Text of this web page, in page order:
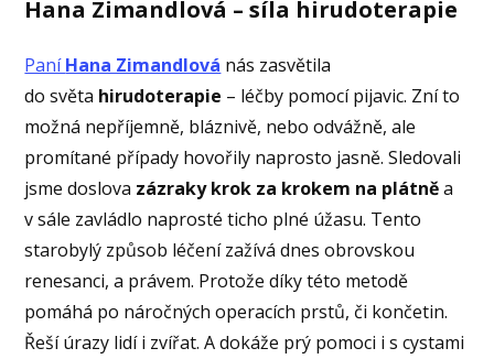
Hana Zimandlová – síla hirudoterapie
PaníHana Zimandlová nás zasvětila
do světa hirudoterapie – léčby pomocí pijavic. Zní to
možná nepříjemně, bláznivě, nebo odvážně, ale
promítané případy hovořily naprosto jasně. Sledovali
jsme doslova zázraky krok za krokem na plátněa
v sále zavládlo naprosté ticho plné úžasu. Tento
starobylý způsob léčení zažívá dnes obrovskou
renesanci, a právem. Protože díky této metodě
pomáhá po náročných operacích prstů, či končetin.
Řeší úrazy lidí i zvířat. A dokáže prý pomoci i s cystami